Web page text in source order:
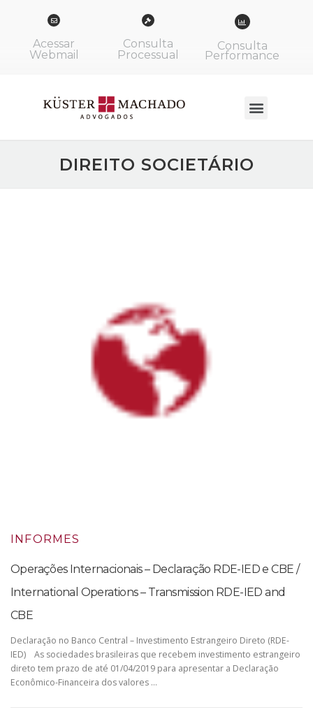
Acessar
Webmail
Consulta
Processual
Consulta
Performance
DIREITO SOCIETÁRIO
INFORMES
Operações Internacionais – Declaração RDE-IED e CBE /
International Operations – Transmission RDE-IED and
CBE
Declaração no Banco Central – Investimento Estrangeiro Direto (RDE-
IED) As sociedades brasileiras que recebem investimento estrangeiro
direto tem prazo de até 01/04/2019 para apresentar a Declaração
Econômico-Financeira dos valores …